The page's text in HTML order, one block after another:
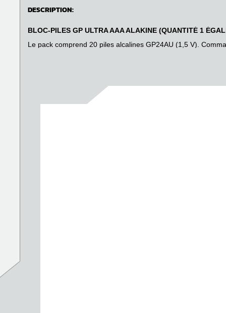
DESCRIPTION:
BLOC-PILES GP ULTRA AAA ALAKINE (QUANTITÉ 1
Le pack comprend 20 piles alcalines GP24AU (1,5 V).